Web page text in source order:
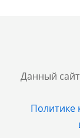
Данный
Политике
+7 (499)
Санкт-
+7 (812)
Барнаул
+7 (961)